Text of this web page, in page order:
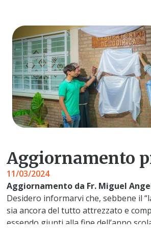
Aggiornamento
11/03/2024
Aggiornamento da Fr. Miguel
Desidero informarvi che, sebbene il
sia ancora del tutto attrezzato e
essendo giunti alla fine dell’anno